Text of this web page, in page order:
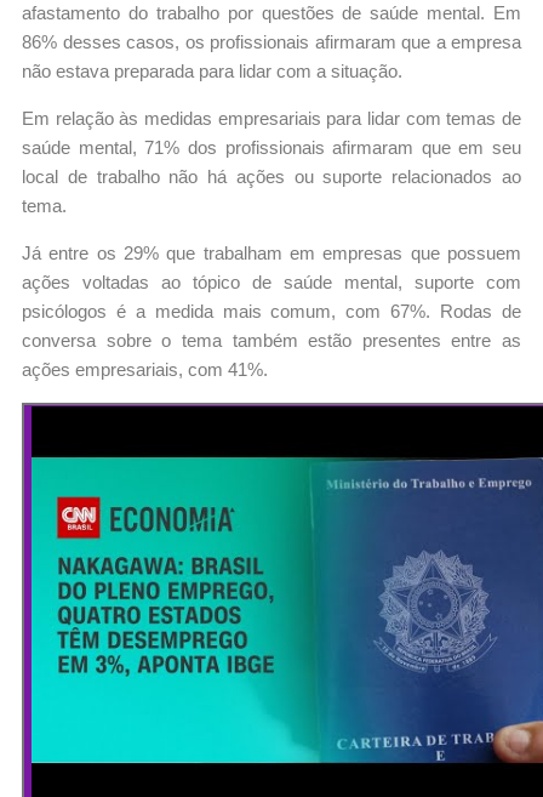
afastamento do trabalho por questões de saúde mental. Em
86% desses casos, os profissionais afirmaram que a empresa
não estava preparada para lidar com a situação.
Em relação às medidas empresariais para lidar com temas de
saúde mental, 71% dos profissionais afirmaram que em seu
local de trabalho não há ações ou suporte relacionados ao
tema.
Já entre os 29% que trabalham em empresas que possuem
ações voltadas ao tópico de saúde mental, suporte com
psicólogos é a medida mais comum, com 67%. Rodas de
conversa sobre o tema também estão presentes entre as
ações empresariais, com 41%.